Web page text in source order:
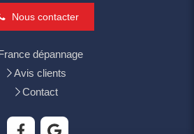
Nous contacter
dépannage
Avis clients
Contact